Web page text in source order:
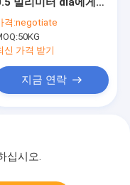
늬 나뭇결 형태를 떠
었습니다
격:negotiate
50KG
신 가격 받기
지금 연락
십시오.